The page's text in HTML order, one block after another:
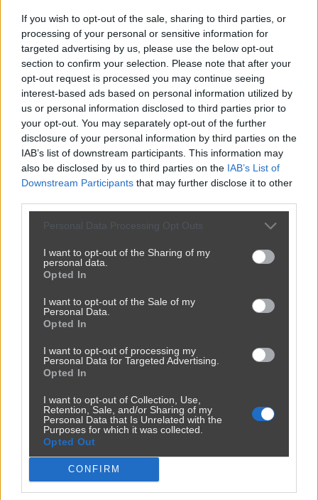
If you wish to opt-out of the sale, sharing to third parties, or
processing of your personal or sensitive information for
targeted advertising by us, please use the below opt-out
section to confirm your selection. Please note that after your
opt-out request is processed you may continue seeing
interest-based ads based on personal information utilized by
us or personal information disclosed to third parties prior to
your opt-out. You may separately opt-out of the further
disclosure of your personal information by third parties on the
IAB’s list of downstream participants. This information may
also be disclosed by us to third parties on the IAB’s List of
Downstream Participants that may further disclose it to other
Personal Data Processing Opt Outs
I want to opt-out of the Sharing of my
personal data.
Opted In
I want to opt-out of the Sale of my
Personal Data.
Opted In
I want to opt-out of processing my
Personal Data for Targeted Advertising.
Opted In
I want to opt-out of Collection, Use,
Retention, Sale, and/or Sharing of my
Personal Data that Is Unrelated with the
Purposes for which it was collected.
Opted Out
CONFIRM
Powinna do pakietu być